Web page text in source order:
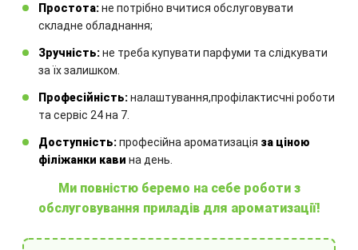
Інші товари
Простота:не потрібно вчитися обслуговувати
складне обладнання;
Зручність:не треба купувати парфуми та слідкувати
за їх залишком.
Професійність:налаштування,профілактисчні роботи
та сервіс 24 на 7.
Доступність:професійна ароматизація за ціною
філіжанки кави на день.
Ми повністю беремо на себе роботи з
обслуговування приладів для ароматизації!